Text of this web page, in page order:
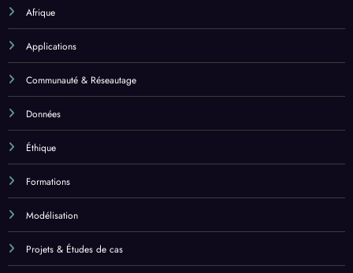
Afrique
Applications
Communauté & Réseautage
Données
Éthique
Formations
Modélisation
Projets & Études de cas